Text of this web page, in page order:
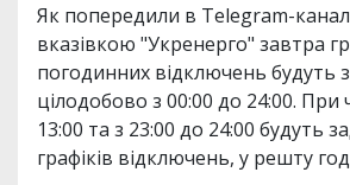
Як попередили в Telegram-
вказівкою "Укренерго" завтра
погодинних відключень будуть
цілодобово з 00:00 до 24:00. При
13:00 та з 23:00 до 24:00 будуть
графіків відключень, у решту